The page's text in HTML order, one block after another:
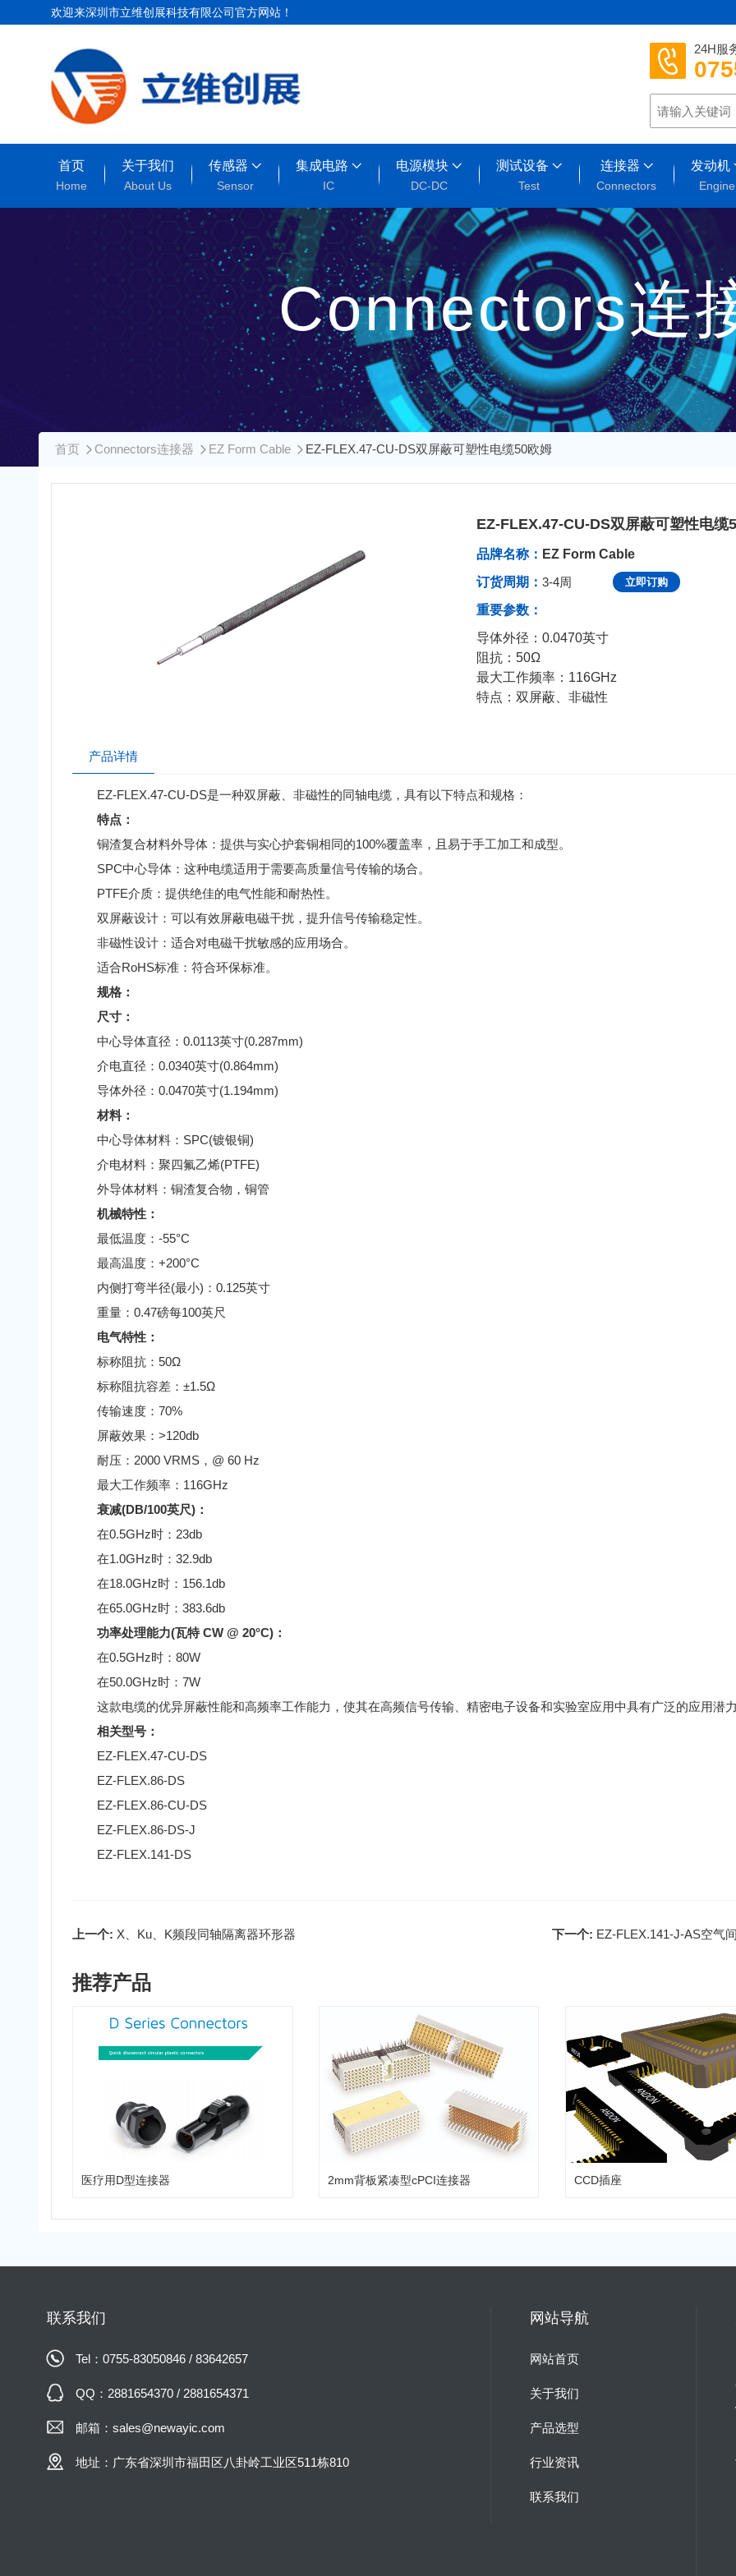
欢迎来深圳市立维创展科技有限公司官方网站！
24H服
首页
Home
关于我们
About Us
传感器
Sensor
集成电路
IC
电源模块
DC-DC
测试设备
Test
连接器
Connectors
发动机
Engine
Connectors连
首页 Connectors连接器 EZ Form Cable EZ-FLEX.47-CU-DS双屏蔽可塑性电缆50欧姆
EZ-FLEX.47-CU-DS双屏蔽可塑性电缆
发布于：2024-09-23 10:23:26
品牌名称： EZ Form Cable
订货周期：3-4周 立即订购
重要参数：
导体外径：0.0470英寸
阻抗：50Ω
最大工作频率：116GHz
特点：双屏蔽、非磁性
产品详情
EZ-FLEX.47-CU-DS是一种双屏蔽、非磁性的同轴电缆，具有以下特点和规格：
特点：
铜渣复合材料外导体：提供与实心护套铜相同的100%覆盖率，且易于手工加工和成型。
SPC中心导体：这种电缆适用于需要高质量信号传输的场合。
PTFE介质：提供绝佳的电气性能和耐热性。
双屏蔽设计：可以有效屏蔽电磁干扰，提升信号传输稳定性。
非磁性设计：适合对电磁干扰敏感的应用场合。
适合RoHS标准：符合环保标准。
规格：
尺寸：
中心导体直径：0.0113英寸(0.287mm)
介电直径：0.0340英寸(0.864mm)
导体外径：0.0470英寸(1.194mm)
材料：
中心导体材料：SPC(镀银铜)
介电材料：聚四氟乙烯(PTFE)
外导体材料：铜渣复合物，铜管
机械特性：
最低温度：-55°C
最高温度：+200°C
内侧打弯半径(最小)：0.125英寸
重量：0.47磅每100英尺
电气特性：
标称阻抗：50Ω
标称阻抗容差：±1.5Ω
传输速度：70%
屏蔽效果：>120db
耐压：2000 VRMS，@ 60 Hz
最大工作频率：116GHz
衰减(DB/100英尺)：
在0.5GHz时：23db
在1.0GHz时：32.9db
在18.0GHz时：156.1db
在65.0GHz时：383.6db
功率处理能力(瓦特 CW @ 20°C)：
在0.5GHz时：80W
在50.0GHz时：7W
这款电缆的优异屏蔽性能和高频率工作能力，使其在高频信号传输、精密电子设备和实验室应用中具有广泛的应用潜
相关型号：
EZ-FLEX.47-CU-DS
EZ-FLEX.86-DS
EZ-FLEX.86-CU-DS
EZ-FLEX.86-DS-J
EZ-FLEX.141-DS
上一个: X、Ku、K频段同轴隔离器环形器 下一个: EZ-FLEX.141-J-AS空气
推荐产品
医疗用D型连接器 2mm背板紧凑型cPCI连接器 CCD插座
联系我们
Tel：0755-83050846 / 83642657
QQ：2881654370 / 2881654371
邮箱：sales@newayic.com
地址：广东省深圳市福田区八卦岭工业区511栋810
网站导航
网站首页
关于我们
产品选型
行业资讯
联系我们